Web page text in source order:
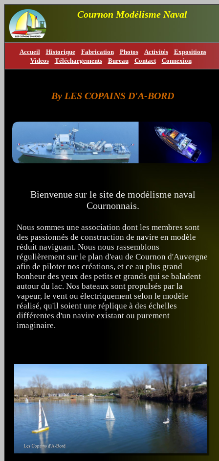
Cournon Modélisme Naval
Accueil Historique Fabrication Photos Activités
Expositions
Videos
Téléchargements Bureau Contact Connexion
By LES COPAINS D'A-BORD
Bienvenue sur le site de modélisme naval
Cournonnais.
Nous sommes une association dont les membres sont
des passionnés de construction de navire en modèle
réduit naviguant. Nous nous rassemblons
régulièrement sur le plan d'eau de Cournon d'Auvergne
afin de piloter nos créations, et ce au plus grand
bonheur des yeux des petits et grands qui se baladent
autour du lac. Nos bateaux sont propulsés par la
vapeur, le vent ou électriquement selon le modèle
réalisé, qu'il soient une réplique à des échelles
différentes d'un navire existant ou purement
imaginaire.